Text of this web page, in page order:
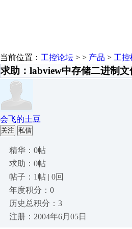
当前位置： 工控论坛 > > 产品 > 工控
求助：labview中存储二进制
会飞的土豆
关注 私信
精华：0帖
求助：0帖
帖子：1帖 | 0回
年度积分：0
历史总积分：3
注册：2004年6月05日